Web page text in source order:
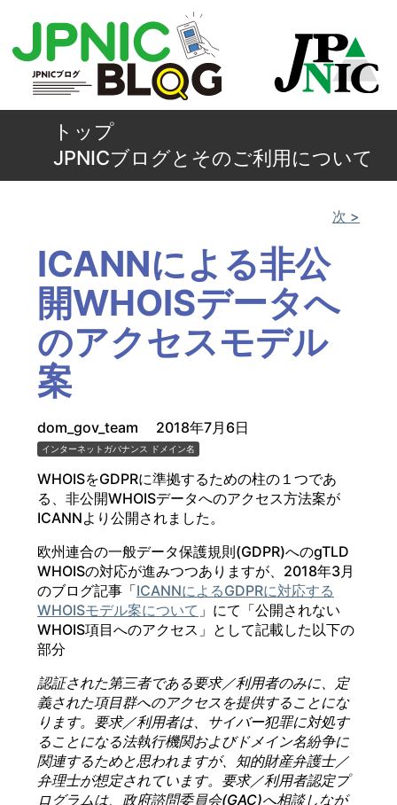
トップ
JPNICブログとそのご利用について
次 >
ICANNによる非公
開WHOISデータへ
のアクセスモデル
案
dom_gov_team 2018年7月6日
インターネットガバナンス ドメイン名
WHOISをGDPRに準拠するための柱の１つであ
る、非公開WHOISデータへのアクセス方法案が
ICANNより公開されました。
欧州連合の一般データ保護規則(GDPR)へのgTLD
WHOISの対応が進みつつありますが、2018年3月
のブログ記事「ICANNによるGDPRに対応する
WHOISモデル案について 」にて「公開されない
WHOIS項目へのアクセス」として記載した以下の
部分
認証された第三者である要求／利用者のみに、定
義された項目群へのアクセスを提供することにな
ります。要求／利用者は、サイバー犯罪に対処す
ることになる法執行機関およびドメイン名紛争に
関連するためと思われますが、知的財産弁護士／
弁理士が想定されています。要求／利用者認定プ
ログラムは、政府諮問委員会(GAC)へ相談しなが